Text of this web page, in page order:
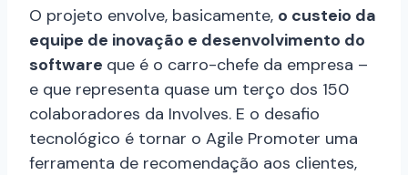
O projeto envolve, basicamente, o custeio da
equipe de inovação e desenvolvimento do
software que é o carro-chefe da empresa –
e que representa quase um terço dos 150
colaboradores da Involves. E o desafio
tecnológico é tornar o Agile Promoter uma
ferramenta de recomendação aos clientes,